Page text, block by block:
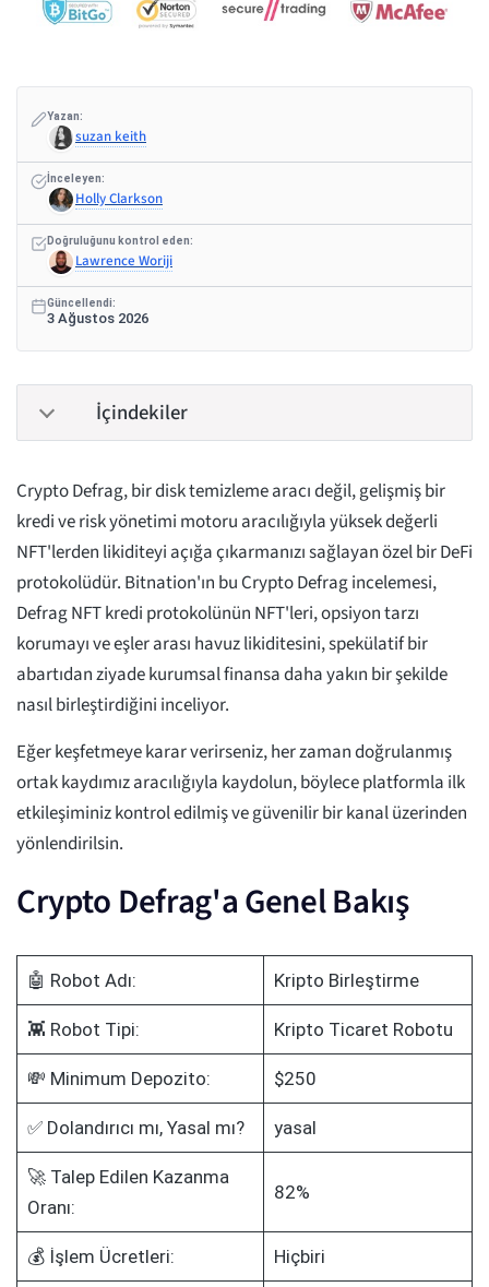
Yazan:
suzan keith
İnceleyen:
Holly Clarkson
Doğruluğunu kontrol eden:
Lawrence Woriji
Güncellendi:
3 Ağustos 2026
İçindekiler
Crypto Defrag, bir disk temizleme aracı değil, gelişmiş bir
kredi ve risk yönetimi motoru aracılığıyla yüksek değerli
NFT'lerden likiditeyi açığa çıkarmanızı sağlayan özel bir DeFi
protokolüdür. Bitnation'ın bu Crypto Defrag incelemesi,
Defrag NFT kredi protokolünün NFT'leri, opsiyon tarzı
korumayı ve eşler arası havuz likiditesini, spekülatif bir
abartıdan ziyade kurumsal finansa daha yakın bir şekilde
nasıl birleştirdiğini inceliyor.
Eğer keşfetmeye karar verirseniz, her zaman doğrulanmış
ortak kaydımız aracılığıyla kaydolun, böylece platformla ilk
etkileşiminiz kontrol edilmiş ve güvenilir bir kanal üzerinden
yönlendirilsin.
Crypto Defrag'a Genel Bakış
🤖 Robot Adı: Kripto Birleştirme
👾 Robot Tipi: Kripto Ticaret Robotu
💸 Minimum Depozito: $250
✅ Dolandırıcı mı, Yasal mı? yasal
🚀 Talep Edilen Kazanma
Oranı:
82%
💰 İşlem Ücretleri: Hiçbiri